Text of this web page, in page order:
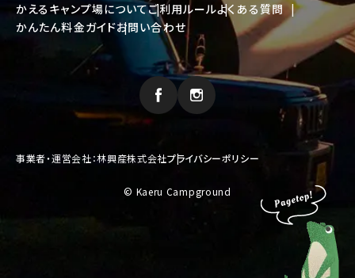
かえるキャンプ場についてご利用ルールよくある質問
かんたん料金ガイドお問い合わせ
事業者・運営会社：林興産株式会社プライバシーポリシー
© Kaeru Campground